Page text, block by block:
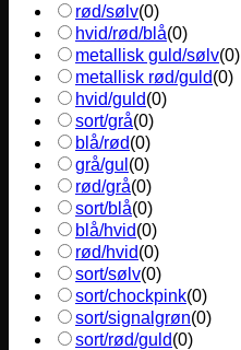
rød/sølv(0)
hvid/rød/blå(0)
metallisk guld/sølv(0)
metallisk rød/guld(0)
hvid/guld(0)
sort/grå(0)
blå/rød(0)
grå/gul (0)
rød/grå(0)
sort/blå(0)
blå/hvid(0)
rød/hvid(0)
sort/sølv(0)
sort/chockpink(0)
sort/signalgrøn(0)
sort/rød/guld(0)